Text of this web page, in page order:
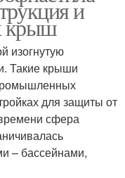
и
крыш
изогнутую
Такие крыши
для защиты от
сфера
– бассейнами,